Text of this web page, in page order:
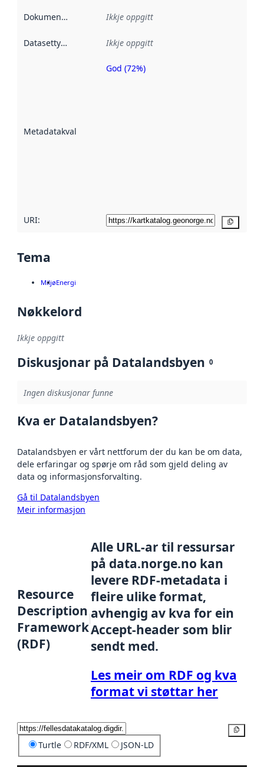
Dokumentasjon Ikkje oppgitt
Datasettype Ikkje oppgitt
Metadatakvalitet
Metadatakvalitet
God (72%)
URI:
Tema
MiljøEnergi
Nøkkelord
Ikkje oppgitt
Diskusjonar på Datalandsbyen 0
Ingen diskusjonar funne
Kva er Datalandsbyen?
Datalandsbyen er vårt nettforum der du kan be om data,
dele erfaringar og spørje om råd som gjeld deling av
data og informasjonsforvalting.
Gå til Datalandsbyen
Meir informasjon
Resource
Description
Framework
(RDF)
Alle URL-ar til ressursar
på data.norge.no kan
levere RDF-metadata i
fleire ulike format,
avhengig av kva for ein
Accept-header som blir
sendt med.
Les meir om RDF og kva
format vi støttar her
Turtle RDF/XML JSON-LD